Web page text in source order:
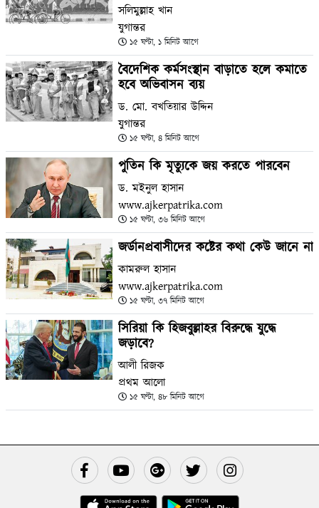
সলিমুল্লাহ খান
যুগান্তর
১৫ ঘণ্টা, ১ মিনিট আগে
বৈদেশিক কর্মসংস্থান বাড়াতে হলে কমাতে
হবে অভিবাসন ব্যয়
ড. মো. বখতিয়ার উদ্দিন
যুগান্তর
১৫ ঘণ্টা, ৪ মিনিট আগে
পুতিন কি মৃত্যুকে জয় করতে পারবেন
ড. মইনুল হাসান
www.ajkerpatrika.com
১৫ ঘণ্টা, ৩৬ মিনিট আগে
জর্ডানপ্রবাসীদের কষ্টের কথা কেউ জানে না
কামরুল হাসান
www.ajkerpatrika.com
১৫ ঘণ্টা, ৩৭ মিনিট আগে
সিরিয়া কি হিজবুল্লাহর বিরুদ্ধে যুদ্ধে
জড়াবে?
আলী রিজক
প্রথম আলো
১৫ ঘণ্টা, ৪৮ মিনিট আগে